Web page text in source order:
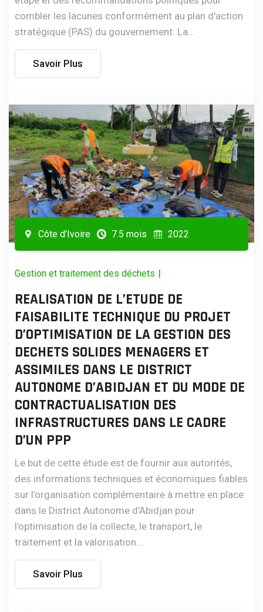
combler les lacunes conformément au plan d'action
stratégique (PAS) du gouvernement. La...
Savoir Plus
Côte d’Ivoire 7.5 mois 2022
Gestion et traitement des déchets |
REALISATION DE L’ETUDE DE
FAISABILITE TECHNIQUE DU PROJET
D’OPTIMISATION DE LA GESTION DES
DECHETS SOLIDES MENAGERS ET
ASSIMILES DANS LE DISTRICT
AUTONOME D’ABIDJAN ET DU MODE DE
CONTRACTUALISATION DES
INFRASTRUCTURES DANS LE CADRE
D’UN PPP
Le but de cette étude est de fournir aux autorités,
des informations techniques et économiques fiables
sur l’organisation complémentaire à mettre en place
dans le District Autonome d’Abidjan pour
l’optimisation de la collecte, le transport, le
traitement et la valorisation...
Savoir Plus